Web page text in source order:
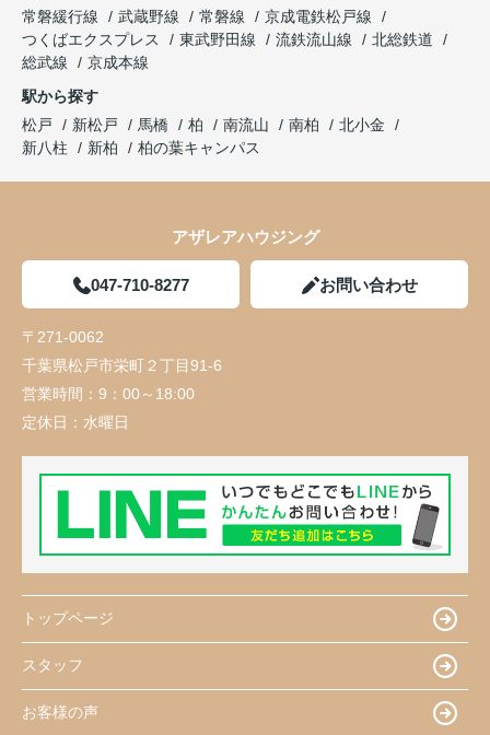
常磐緩行線
武蔵野線 常磐線
京成電鉄松戸線
つくばエクスプレス
東武野田線 流鉄流山線
北総鉄道
総武線
京成本線
駅から探す
松戸
新松戸 馬橋 柏 南流山 南柏
北小金
新八柱
新柏 柏の葉キャンパス
アザレアハウジング
047-710-8277 お問い合わせ
〒271-0062
千葉県松戸市栄町２丁目91-6
営業時間： 9：00～18:00
定休日： 水曜日
トップページ
スタッフ
お客様の声